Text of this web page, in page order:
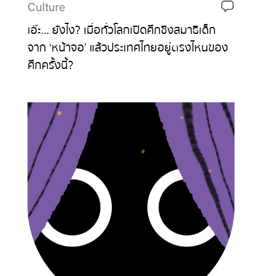
Culture
เอ๊ะ… ยังไง? เมื่อทั่วโลกเปิดศึกชิงสมาธิเด็ก
จาก ‘หน้าจอ’ แล้วประเทศไทยอยู่ตรงไหนของ
ศึกครั้งนี้?